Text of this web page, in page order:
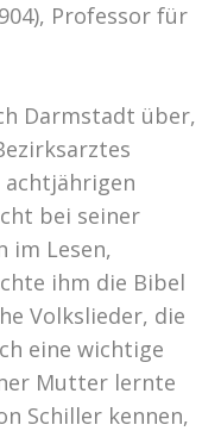
Professor für
Darmstadt über,
bei seiner
im Lesen,
ihm die Bibel
Volkslieder, die
eine wichtige
Mutter lernte
Schiller kennen,